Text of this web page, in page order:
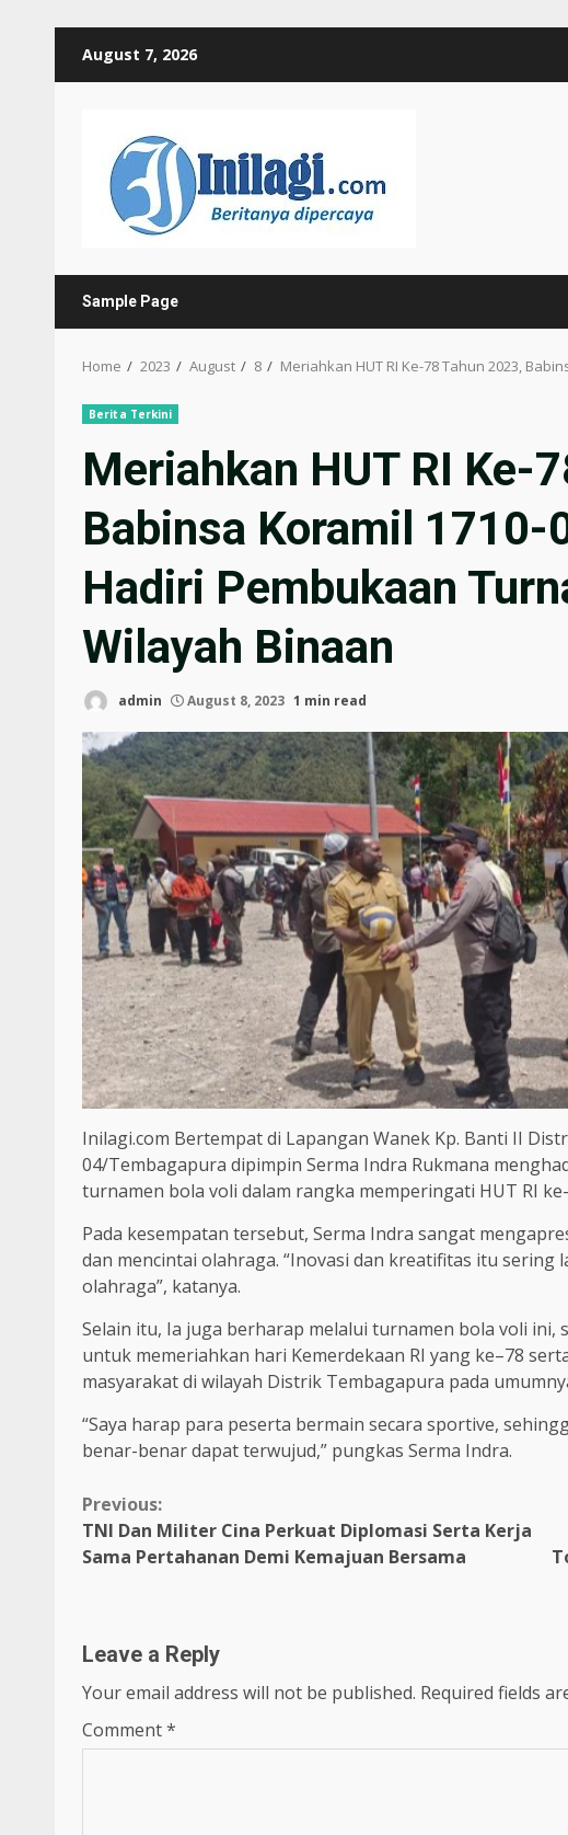
August 7, 2026
Sample Page
Home 2023 August 8 Meriahkan HUT RI Ke-78 Tahun 2023,
Berita Terkini
Meriahkan HUT RI Ke-
Babinsa Koramil 1710-
Hadiri Pembukaan
Wilayah Binaan
admin August 8, 2023 1 min read
Inilagi.com Bertempat di Lapangan Wanek Kp. Banti II
04/Tembagapura dipimpin Serma Indra Rukmana
turnamen bola voli dalam rangka memperingati HUT RI
Pada kesempatan tersebut, Serma Indra sangat
dan mencintai olahraga. “Inovasi dan kreatifitas itu sering
olahraga”, katanya.
Selain itu, Ia juga berharap melalui turnamen bola voli ini,
untuk memeriahkan hari Kemerdekaan RI yang ke–78
masyarakat di wilayah Distrik Tembagapura pada
“Saya harap para peserta bermain secara sportive,
benar-benar dapat terwujud,” pungkas Serma Indra.
Continue
Reading
Previous:
TNI Dan Militer Cina Perkuat Diplomasi Serta Kerja
Sama Pertahanan Demi Kemajuan Bersama
Leave a Reply
Your email address will not be published. Required fields
Comment*